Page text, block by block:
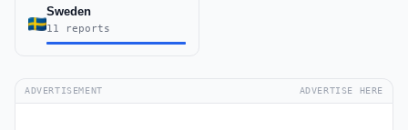
Sweden
11 reports
ADVERTISEMENT ADVERTISE HERE